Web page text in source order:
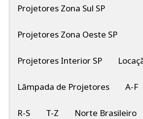
Projetores Zona Sul SP
Projetores Zona Oeste SP
Projetores Interior SP
Lâmpada de Projetores A-F
R-S T-Z Norte Brasileiro